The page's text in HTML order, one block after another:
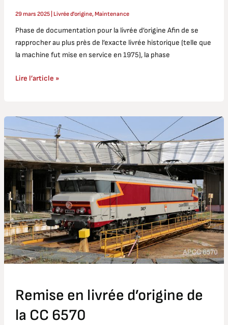
29 mars 2025 Livrée d'origine,Maintenance
Phase de documentation pour la livrée d’origine Afin de se
rapprocher au plus près de l’exacte livrée historique (telle que
la machine fut mise en service en 1975), la phase
Lire l’article »
Remise en livrée d’origine de
la CC 6570
Remise
en
livrée
d’origine
de
la
CC
6570